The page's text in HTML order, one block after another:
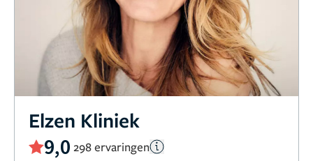
Elzen Kliniek
9,0 298 ervaringen